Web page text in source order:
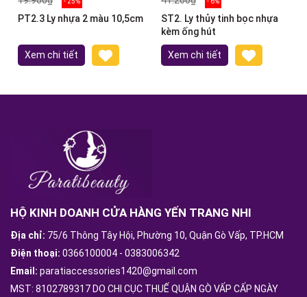
PT2.3 Ly nhựa 2 màu 10,5cm
Xem chi tiết
ST2. Ly thủy tinh bọc nhựa
kèm ống hút
Xem chi tiết
HỘ KINH DOANH CỬA HÀNG YẾN TRANG NHI
Địa chỉ: 75/6 Thông Tây Hội, Phường 10, Quận Gò Vấp, TP.HCM
Điện thoại: 0366100004 - 0383006342
Email: paratiaccessories1420@gmail.com
MST: 8102789317 DO CHI CỤC THUẾ QUẬN GÒ VẤP CẤP NGÀY